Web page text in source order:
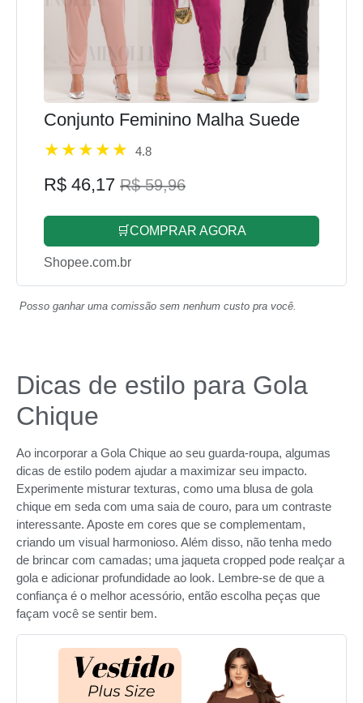
Conjunto Feminino Malha Suede
4.8
R$ 46,17 R$ 59,96
🛒COMPRAR AGORA
Shopee.com.br
Posso ganhar uma comissão sem nenhum custo pra você.
Dicas de estilo para Gola
Chique
Ao incorporar a Gola Chique ao seu guarda-roupa, algumas
dicas de estilo podem ajudar a maximizar seu impacto.
Experimente misturar texturas, como uma blusa de gola
chique em seda com uma saia de couro, para um contraste
interessante. Aposte em cores que se complementam,
criando um visual harmonioso. Além disso, não tenha medo
de brincar com camadas; uma jaqueta cropped pode realçar a
gola e adicionar profundidade ao look. Lembre-se de que a
confiança é o melhor acessório, então escolha peças que
façam você se sentir bem.